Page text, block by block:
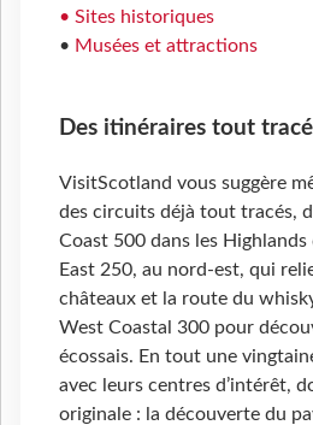
• Sites historiques
• Musées et attractions
Des itinéraires tout
VisitScotland vous suggère
des circuits déjà tout tracés,
Coast 500 dans les
East 250, au nord-est, qui
châteaux et la route du
West Coastal 300 pour
écossais. En tout une
avec leurs centres d’intérêt,
originale : la découverte du